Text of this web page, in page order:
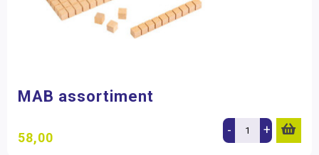
MAB assortiment
58,00 - +